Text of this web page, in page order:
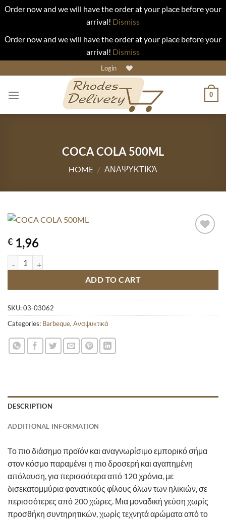
Οrder now and we will have the order at your place before your
arrival! Dismiss
Οrder now and we will have the order at your place before your
arrival! Dismiss
to
content
Login
0
COCA COLA 500ML
HOME / ΑΝΑΨΥΚΤΙΚΆ
€ 1,96
COCA COLA 500ML quantity
ADD TO CART
SKU:03-03062
Categories: Barbeque,Αναψυκτικά
DESCRIPTION
ADDITIONAL INFORMATION
Tο πιο διάσημο προϊόν και αναγνωρίσιμο εμπορικό σήμα
στον κόσμο παραμένει η πιο δροσερή και αγαπημένη
απόλαυση, για περισσότερα από 120 χρόνια, με
δισεκατομμύρια φανατικούς φίλους όλων των ηλικιών, σε
περισσότερες από 200 χώρες. Μια μοναδική γεύση χωρίς
προσθήκη συντηρητικών, χωρίς τεχνητά αρώματα από το